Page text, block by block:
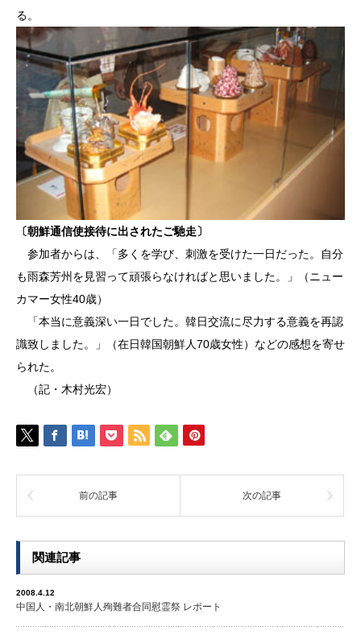
る。
〔朝鮮通信使接待に出されたご馳走〕
参加者からは、「多くを学び、刺激を受けた一日だった。自分
も雨森芳州を見習って頑張らなければと思いました。」（ニュー
カマー女性40歳）
「本当に意義深い一日でした。韓日交流に尽力する意義を再認
識致しました。」（在日韓国朝鮮人70歳女性）などの感想を寄せ
られた。
（記・木村光宏）
前の記事 次の記事
関連記事
2008.4.12
中国人・南北朝鮮人殉難者合同慰霊祭 レポート